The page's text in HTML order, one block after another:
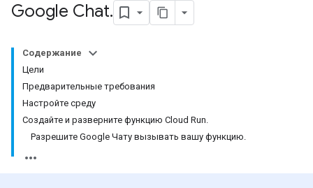
Google Chat.
Содержание
Цели
Предварительные требования
Настройте среду
Создайте и разверните функцию Cloud Run.
Разрешите Google Чату вызывать вашу функцию.